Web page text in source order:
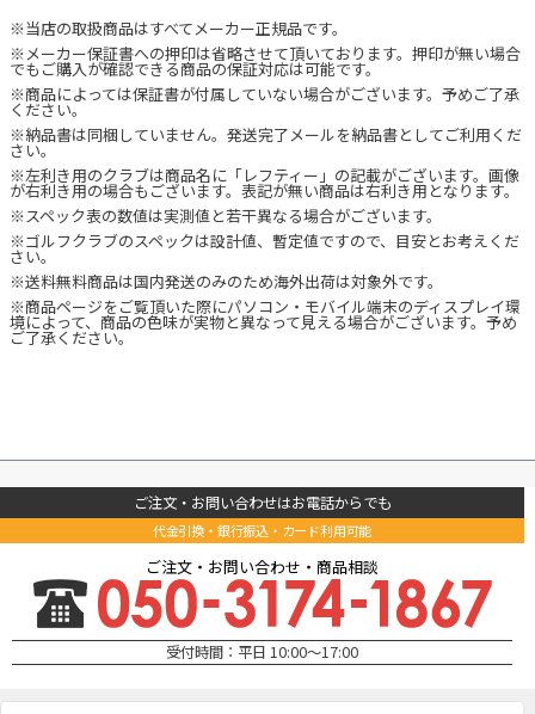
※当店の取扱商品はすべてメーカー正規品です。
※メーカー保証書への押印は省略させて頂いております。押印が無い場合
でもご購入が確認できる商品の保証対応は可能です。
※商品によっては保証書が付属していない場合がございます。予めご了承
ください。
※納品書は同梱していません。発送完了メールを納品書としてご利用くだ
さい。
※左利き用のクラブは商品名に「レフティー」の記載がございます。画像
が右利き用の場合もございます。表記が無い商品は右利き用となります。
※スペック表の数値は実測値と若干異なる場合がございます。
※ゴルフクラブのスペックは設計値、暫定値ですので、目安とお考えくだ
さい。
※送料無料商品は国内発送のみのため海外出荷は対象外です。
※商品ページをご覧頂いた際にパソコン・モバイル端末のディスプレイ環
境によって、商品の色味が実物と異なって見える場合がございます。予め
ご了承ください。
ご注文・お問い合わせはお電話からでも
代金引換・銀行振込・カード利用可能
ご注文・お問い合わせ・商品相談
受付時間：平日 10:00～17:00